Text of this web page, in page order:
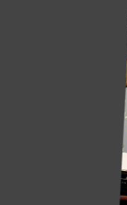
соцзащиты о
в год государство